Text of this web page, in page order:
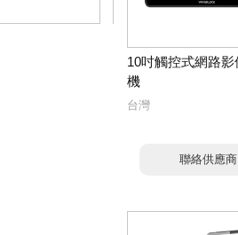
10吋觸控式網路影
機
台灣
聯絡供應商